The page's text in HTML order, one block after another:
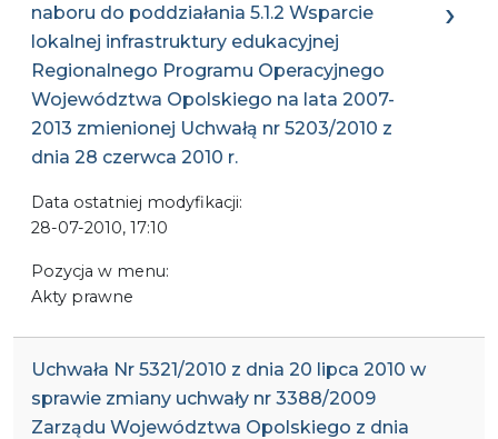
naboru do poddziałania 5.1.2 Wsparcie
lokalnej infrastruktury edukacyjnej
Regionalnego Programu Operacyjnego
Województwa Opolskiego na lata 2007-
2013 zmienionej Uchwałą nr 5203/2010 z
dnia 28 czerwca 2010 r.
Data ostatniej modyfikacji:
28-07-2010, 17:10
Pozycja w menu:
Akty prawne
Uchwała Nr 5321/2010 z dnia 20 lipca 2010 w
sprawie zmiany uchwały nr 3388/2009
Zarządu Województwa Opolskiego z dnia